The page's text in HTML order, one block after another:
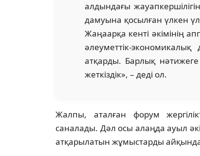
алдындағы
дамуына қосылған үлкен
Жаңаарқа кенті әкімінің
әлеуметтік-
атқарды. Барлық
жеткіздік», – деді ол.
Жалпы, аталған форум
саналады. Дәл осы алаңда ауыл
атқарылатын жұмыстарды